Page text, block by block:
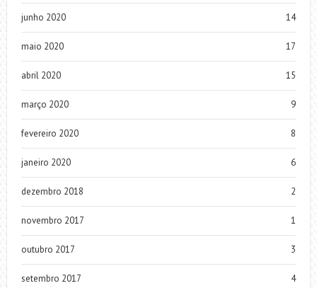
junho 2020 14
maio 2020 17
abril 2020 15
março 2020 9
fevereiro 2020 8
janeiro 2020 6
dezembro 2018 2
novembro 2017 1
outubro 2017 3
setembro 2017 4